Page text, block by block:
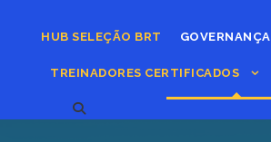
HUB SELEÇÃO BRT GOVERNANÇA
TREINADORES CERTIFICADOS